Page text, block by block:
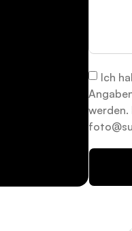
Ich
werden.